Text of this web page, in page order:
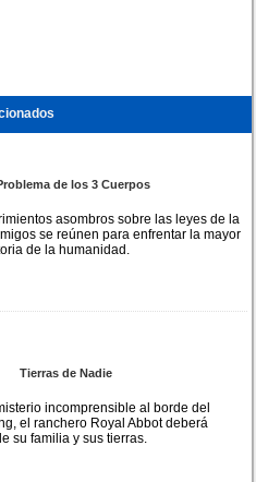
de los 3 Cuerpos
asombros sobre las leyes de la
se reúnen para enfrentar la mayor
de la humanidad.
Tierras de Nadie
incomprensible al borde del
el ranchero Royal Abbot deberá
su familia y sus tierras.